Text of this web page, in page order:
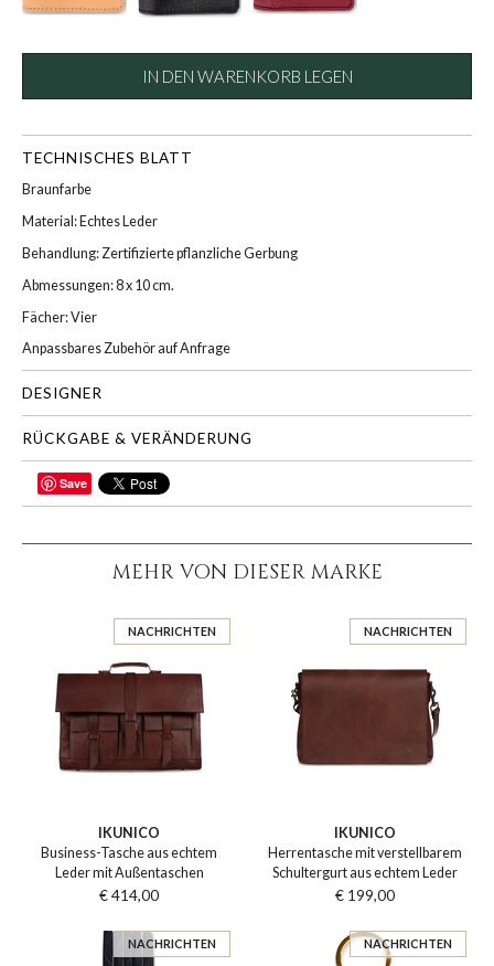
IN DEN WARENKORB LEGEN
TECHNISCHES BLATT
Braunfarbe
Material: Echtes Leder
Behandlung: Zertifizierte pflanzliche Gerbung
Abmessungen: 8 x 10 cm.
Fächer: Vier
Anpassbares Zubehör auf Anfrage
DESIGNER
RÜCKGABE & VERÄNDERUNG
TEILEN
Save
MEHR VON DIESER MARKE
NACHRICHTEN
IKUNICO
Business-Tasche aus echtem
Leder mit Außentaschen
€ 414,00
NACHRICHTEN
IKUNICO
Herrentasche mit verstellbarem
Schultergurt aus echtem Leder
€ 199,00
NACHRICHTEN NACHRICHTEN